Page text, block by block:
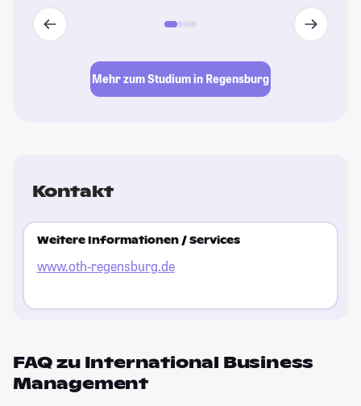
Mehr zum Studium in Regensburg
Kontakt
Weitere Informationen / Services
www.oth-regensburg.de
FAQ zu International Business
Management